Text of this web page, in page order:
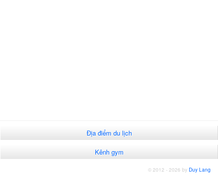
Địa điểm du lịch
Kênh gym
© 2012 - 2026 by Duy Lang